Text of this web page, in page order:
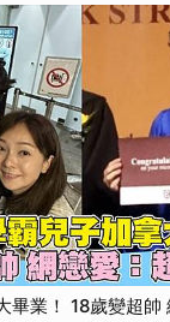
畢業！ 18歲變超帥